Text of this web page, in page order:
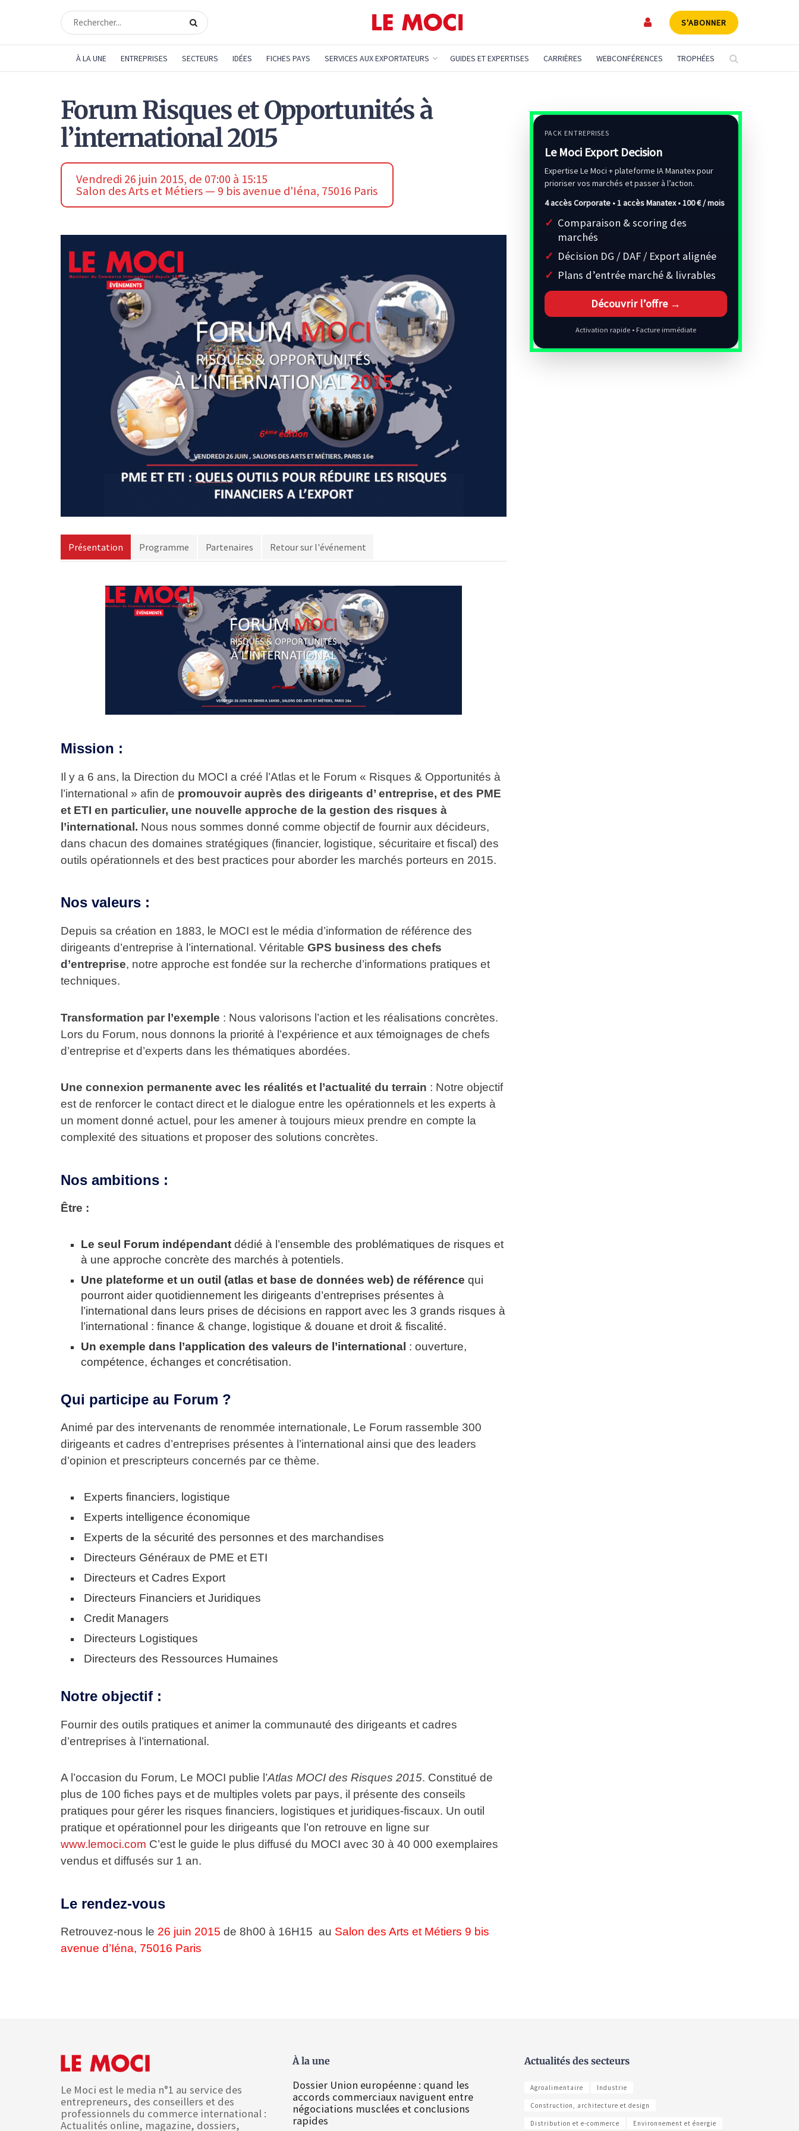
S'ABONNER
À LA UNE ENTREPRISES SECTEURS IDÉES FICHES PAYS SERVICES AUX EXPORTATEURS GUIDES ET EXPERTISES CARRIÈRES WEBCONFÉRENCES TROPHÉES
Forum Risques et Opportunités à
l’international 2015
Vendredi 26 juin 2015, de 07:00 à 15:15
Salon des Arts et Métiers — 9 bis avenue d'Iéna, 75016 Paris
Présentation Programme Partenaires Retour sur l'événement
Mission :
Il y a 6 ans, la Direction du MOCI a créé l’Atlas et le Forum « Risques & Opportunités à
l’international » afin de promouvoir auprès des dirigeants d’ entreprise, et des PME
et ETI en particulier, une nouvelle approche de la gestion des risques à
l’international. Nous nous sommes donné comme objectif de fournir aux décideurs,
dans chacun des domaines stratégiques (financier, logistique, sécuritaire et fiscal) des
outils opérationnels et des best practices pour aborder les marchés porteurs en 2015.
Nos valeurs :
Depuis sa création en 1883, le MOCI est le média d’information de référence des
dirigeants d’entreprise à l’international. Véritable GPS business des chefs
d’entreprise, notre approche est fondée sur la recherche d’informations pratiques et
techniques.
Transformation par l’exemple : Nous valorisons l’action et les réalisations concrètes.
Lors du Forum, nous donnons la priorité à l’expérience et aux témoignages de chefs
d’entreprise et d’experts dans les thématiques abordées.
Une connexion permanente avec les réalités et l’actualité du terrain : Notre objectif
est de renforcer le contact direct et le dialogue entre les opérationnels et les experts à
un moment donné actuel, pour les amener à toujours mieux prendre en compte la
complexité des situations et proposer des solutions concrètes.
Nos ambitions :
Être :
Le seul Forum indépendantdédié à l’ensemble des problématiques de risques et
à une approche concrète des marchés à potentiels.
Une plateforme et un outil (atlas et base de données web) de référencequi
pourront aider quotidiennement les dirigeants d’entreprises présentes à
l’international dans leurs prises de décisions en rapport avec les 3 grands risques à
l’international : finance & change, logistique & douane et droit & fiscalité.
Un exemple dans l’application des valeurs de l’international : ouverture,
compétence, échanges et concrétisation.
Qui participe au Forum ?
Animé par des intervenants de renommée internationale, Le Forum rassemble 300
dirigeants et cadres d’entreprises présentes à l’international ainsi que des leaders
d’opinion et prescripteurs concernés par ce thème.
Experts financiers, logistique
Experts intelligence économique
Experts de la sécurité des personnes et des marchandises
Directeurs Généraux de PME et ETI
Directeurs et Cadres Export
Directeurs Financiers et Juridiques
Credit Managers
Directeurs Logistiques
Directeurs des Ressources Humaines
Notre objectif :
Fournir des outils pratiques et animer la communauté des dirigeants et cadres
d’entreprises à l’international.
A l’occasion du Forum, Le MOCI publie l’Atlas MOCI des Risques 2015. Constitué de
plus de 100 fiches pays et de multiples volets par pays, il présente des conseils
pratiques pour gérer les risques financiers, logistiques et juridiques-fiscaux. Un outil
pratique et opérationnel pour les dirigeants que l’on retrouve en ligne sur
www.lemoci.com C’est le guide le plus diffusé du MOCI avec 30 à 40 000 exemplaires
vendus et diffusés sur 1 an.
Le rendez-vous
Retrouvez-nous le 26 juin 2015 de 8h00 à 16H15 au Salon des Arts et Métiers 9 bis
avenue d’Iéna, 75016 Paris
PACK ENTREPRISES
Le Moci Export Decision
Expertise Le Moci + plateforme IA Manatex pour
prioriser vos marchés et passer à l’action.
4 accès Corporate • 1 accès Manatex •100 € / mois
Comparaison & scoring des
marchés
Décision DG / DAF / Export alignée
Plans d’entrée marché & livrables
Découvrir l’offre →
Activation rapide • Facture immédiate
Le Moci est le media n°1 au service des
entrepreneurs, des conseillers et des
professionnels du commerce international :
Actualités online, magazine, dossiers,
À la une
Dossier Union européenne : quand les
accords commerciaux naviguent entre
négociations musclées et conclusions
rapides
Actualités des secteurs
Agroalimentaire Industrie
Construction, architecture et design
Distribution et e-commerce Environnement et énergie